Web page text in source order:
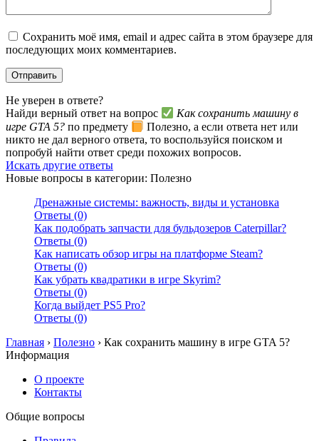
Сохранить моё имя, email и адрес сайта в этом браузере для
последующих моих комментариев.
Не уверен в ответе?
Найди верный ответ на вопрос
Как сохранить машину в
игре GTA 5? по предмету
Полезно, а если ответа нет или
никто не дал верного ответа, то воспользуйся поиском и
попробуй найти ответ среди похожих вопросов.
Искать другие ответы
Новые вопросы в категории: Полезно
Дренажные системы: важность, виды и установка
Ответы (0)
Как подобрать запчасти для бульдозеров Caterpillar?
Ответы (0)
Как написать обзор игры на платформе Steam?
Ответы (0)
Как убрать квадратики в игре Skyrim?
Ответы (0)
Когда выйдет PS5 Pro?
Ответы (0)
Главная › Полезно › Как сохранить машину в игре GTA 5?
Информация
О проекте
Контакты
Общие вопросы